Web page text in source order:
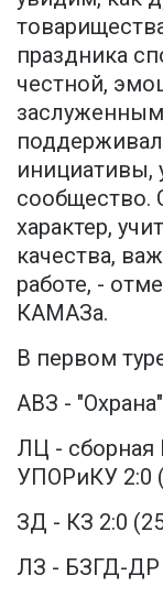
праздника
честной,
сообщество.
характер,
качества,
работе, -
КАМАЗа.
В первом
АВЗ -
ЛЦ -
УПОРиКУ 2:0
ЗД - КЗ 2:0
ЛЗ - БЗГД-ДР